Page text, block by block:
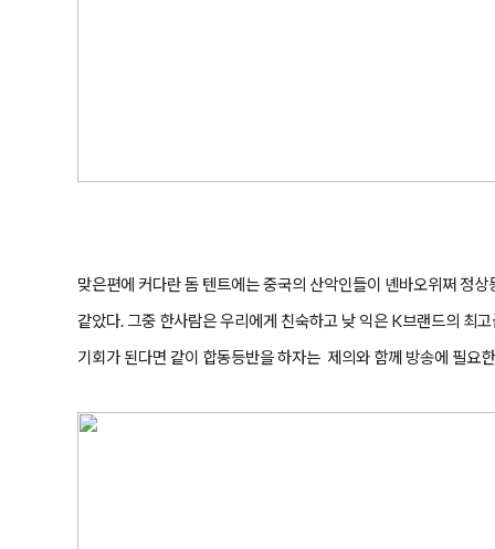
맞은편에 커다란 돔 텐트에는 중국의 산악인들이 녠바오위쩌 정
같았다. 그중 한사람은 우리에게 친숙하고 낮 익은 K브랜드의 최
기회가 된다면 같이 합동등반을 하자는 제의와 함께 방송에 필요